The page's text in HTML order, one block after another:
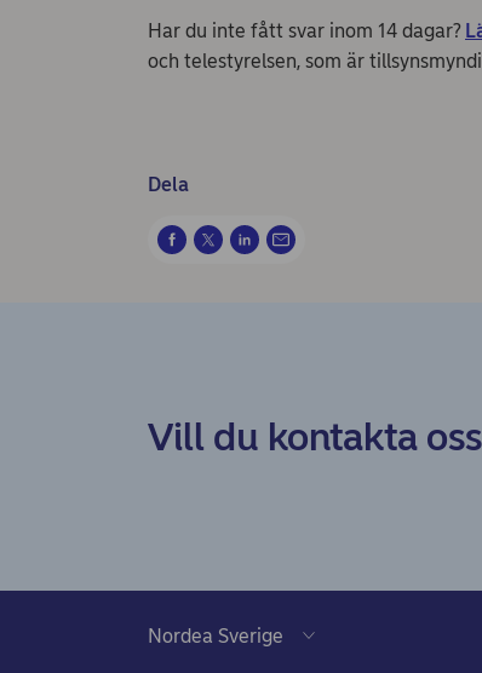
Har du inte fått svar inom 14 dagar?
och telestyrelsen, som är
Dela
Vill du kontakta